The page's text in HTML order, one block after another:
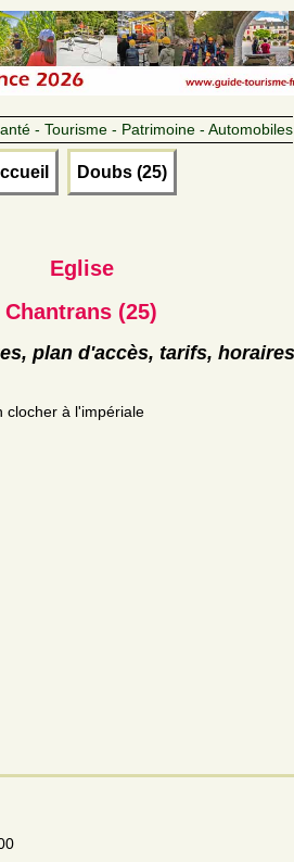
- Tourisme - Patrimoine - Automobiles
Doubs (25)
Eglise
Chantrans (25)
plan d'accès, tarifs, horaires
clocher à l'impériale